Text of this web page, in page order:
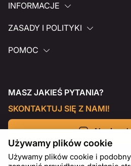
INFORMACJE
ZASADY I POLITYKI
POMOC
MASZ JAKIEŚ PYTANIA?
SKONTAKTUJ SIĘ Z NAMI!
Napisz
Używamy plików cookie
Używamy plików cookie i